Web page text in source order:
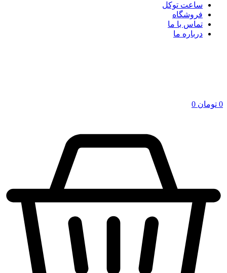
ساعت توکل
فروشگاه
تماس با ما
درباره ما
0 تومان 0